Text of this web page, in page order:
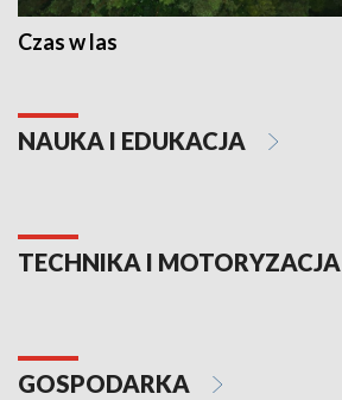
Czas w las
NAUKA I EDUKACJA
TECHNIKA I MOTORYZACJA
GOSPODARKA